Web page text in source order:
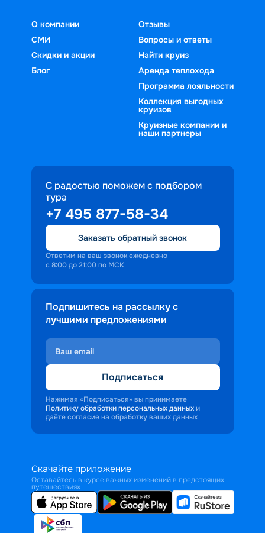
О компании
СМИ
Скидки и акции
Блог
Отзывы
Вопросы и ответы
Найти круиз
Аренда теплохода
Программа лояльности
Коллекция выгодных
круизов
Круизные компании и
наши партнеры
С радостью поможем с подбором
тура
+7 495 877-58-34
Заказать обратный звонок
Ответим на ваш звонок ежедневно
с 8:00 до 21:00 по МСК
Подпишитесь на рассылку с
лучшими предложениями
Подписаться
Нажимая «Подписаться» вы принимаете
Политику обработки персональных данных и
даёте согласие на обработку ваших данных
Скачайте приложение
Оставайтесь в курсе важных изменений в предстоящих
путешествиях